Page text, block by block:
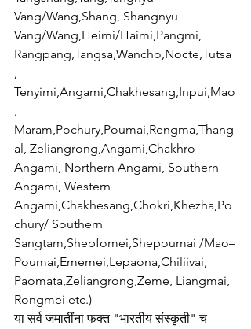
Vang/Wang,Shang, Shangnyu
Vang/Wang,Heimi/Haimi,Pangmi,
Rangpang,Tangsa,Wancho,Nocte,Tutsa
,
Tenyimi,Angami,Chakhesang,Inpui,Mao
,
Maram,Pochury,Poumai,Rengma,Thang
al, Zeliangrong,Angami,Chakhro
Angami, Northern Angami, Southern
Angami, Western
Angami,Chakhesang,Chokri,Khezha,Po
chury/ Southern
Sangtam,Shepfomei,Shepoumai /Mao–
Poumai,Ememei,Lepaona,Chiliivai,
Paomata,Zeliangrong,Zeme, Liangmai,
Rongmei etc.)
या सर्व जमातींना फक्त "भारतीय संस्कृती" च